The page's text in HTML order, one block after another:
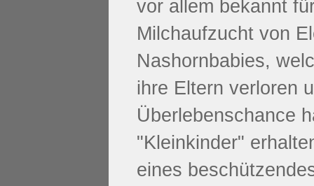
vor allem bekannt
Milchaufzucht von
Nashornbabies,
ihre Eltern verloren
Überlebenschance
"Kleinkinder"
eines